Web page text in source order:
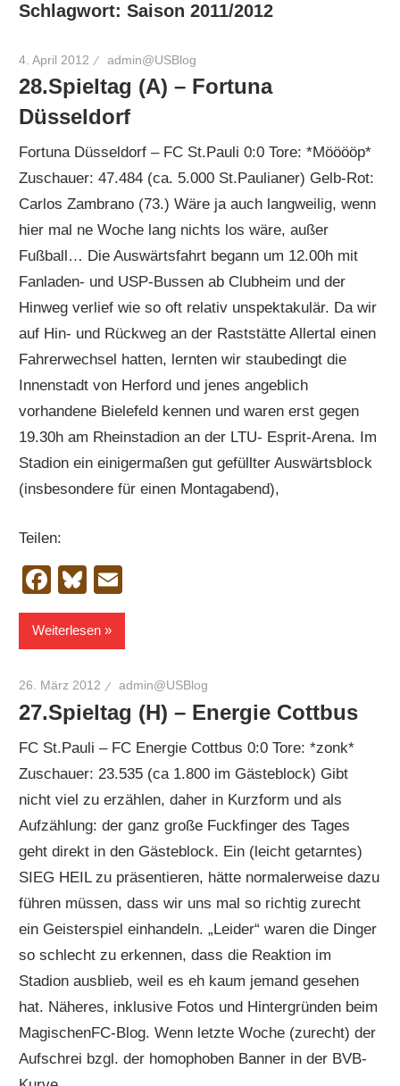
Schlagwort:Saison 2011/2012
4. April 2012 admin@USBlog
28.Spieltag (A) – Fortuna
Düsseldorf
Fortuna Düsseldorf – FC St.Pauli 0:0 Tore: *Mööööp*
Zuschauer: 47.484 (ca. 5.000 St.Paulianer) Gelb-Rot:
Carlos Zambrano (73.) Wäre ja auch langweilig, wenn
hier mal ne Woche lang nichts los wäre, außer
Fußball… Die Auswärtsfahrt begann um 12.00h mit
Fanladen- und USP-Bussen ab Clubheim und der
Hinweg verlief wie so oft relativ unspektakulär. Da wir
auf Hin- und Rückweg an der Raststätte Allertal einen
Fahrerwechsel hatten, lernten wir staubedingt die
Innenstadt von Herford und jenes angeblich
vorhandene Bielefeld kennen und waren erst gegen
19.30h am Rheinstadion an der LTU- Esprit-Arena. Im
Stadion ein einigermaßen gut gefüllter Auswärtsblock
(insbesondere für einen Montagabend),
Teilen:
Facebook
Bluesky
Weiterlesen
26. März 2012 admin@USBlog
27.Spieltag (H) – Energie Cottbus
FC St.Pauli – FC Energie Cottbus 0:0 Tore: *zonk*
Zuschauer: 23.535 (ca 1.800 im Gästeblock) Gibt
nicht viel zu erzählen, daher in Kurzform und als
Aufzählung: der ganz große Fuckfinger des Tages
geht direkt in den Gästeblock. Ein (leicht getarntes)
SIEG HEIL zu präsentieren, hätte normalerweise dazu
führen müssen, dass wir uns mal so richtig zurecht
ein Geisterspiel einhandeln. „Leider“ waren die Dinger
so schlecht zu erkennen, dass die Reaktion im
Stadion ausblieb, weil es eh kaum jemand gesehen
hat. Näheres, inklusive Fotos und Hintergründen beim
MagischenFC-Blog. Wenn letzte Woche (zurecht) der
Aufschrei bzgl. der homophoben Banner in der BVB-